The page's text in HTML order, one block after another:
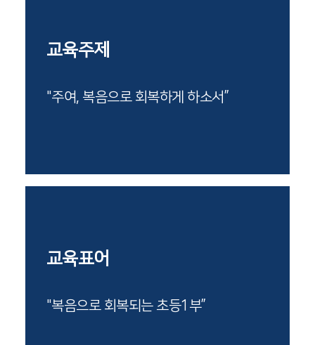
교육주제
"주여, 복음으로 회복하게 하소서”
교육표어
"복음으로 회복되는 초등1부”